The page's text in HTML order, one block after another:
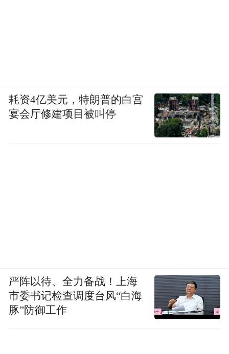
耗资4亿美元，特朗普的白宫
宴会厅修建项目被叫停
严阵以待、全力备战！上海
市委书记检查调度台风“白海
豚”防御工作